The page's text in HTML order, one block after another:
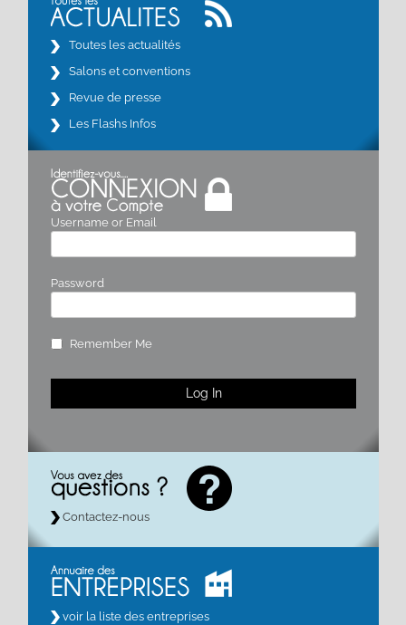
Toutes les actualités
Salons et conventions
Revue de presse
Les Flashs Infos
Username or Email
Password
Remember Me
Contactez-nous
voir la liste des entreprises